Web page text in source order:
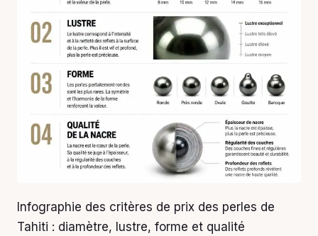
Infographie des critères de prix des perles de
Tahiti : diamètre, lustre, forme et qualité